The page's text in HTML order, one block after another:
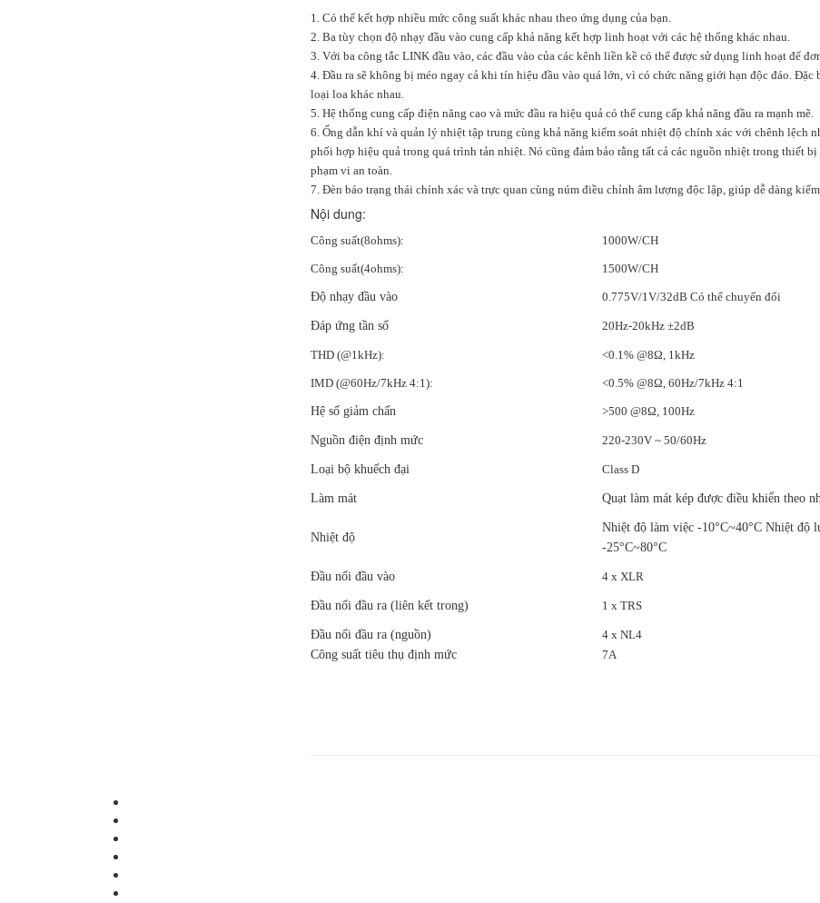
1. Có thể kết hợp nhiều mức công suất khác nhau theo ứng dụng của bạn.
2. Ba tùy chọn độ nhạy đầu vào cung cấp khả năng kết hợp linh hoạt với các hệ thống khác nhau.
3. Với ba công tắc LINK đầu vào, các đầu vào của các kênh liền kề có thể được sử dụng linh hoạt để
4. Đầu ra sẽ không bị méo ngay cả khi tín hiệu đầu vào quá lớn, vì có chức năng giới hạn độc đáo.
loại loa khác nhau.
5. Hệ thống cung cấp điện năng cao và mức đầu ra hiệu quả có thể cung cấp khả năng đầu ra mạnh mẽ.
6. Ống dẫn khí và quản lý nhiệt tập trung cùng khả năng kiểm soát nhiệt độ chính xác với chênh lệch
phối hợp hiệu quả trong quá trình tản nhiệt. Nó cũng đảm bảo rằng tất cả các nguồn nhiệt trong thiết
phạm vi an toàn.
7. Đèn báo trạng thái chính xác và trực quan cùng núm điều chỉnh âm lượng độc lập, giúp dễ dàng
Nội dung:
Công suất(8ohms): 1000W/CH
Công suất(4ohms): 1500W/CH
Độ nhạy đầu vào 0.775V/1V/32dB Có thể chuyển đổi
Đáp ứng tần số 20Hz-20kHz ±2dB
THD (@1kHz): <0.1% @8Ω, 1kHz
IMD (@60Hz/7kHz 4:1): <0.5% @8Ω, 60Hz/7kHz 4:1
Hệ số giảm chấn >500 @8Ω, 100Hz
Nguồn điện định mức 220-230V ~ 50/60Hz
Loại bộ khuếch đại Class D
Làm mát Quạt làm mát kép được điều khiển theo
Nhiệt độ
Nhiệt độ làm việc -10°C~40°C Nhiệt độ
-25°C~80°C
Đầu nối đầu vào 4 x XLR
Đầu nối đầu ra (liên kết trong) 1 x TRS
Đầu nối đầu ra (nguồn)
4 x NL4
Công suất tiêu thụ định mức
7A